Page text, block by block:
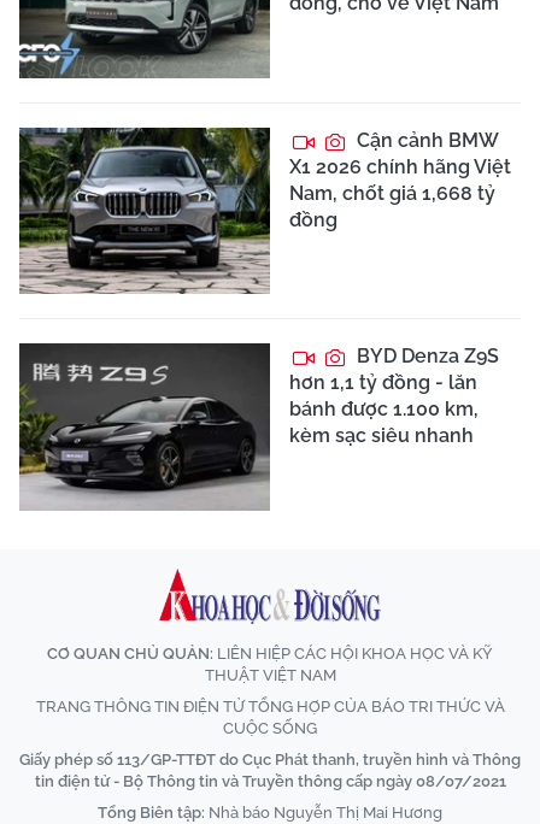
Cận cảnh BMW
X1 2026 chính hãng Việt
Nam, chốt giá 1,668 tỷ
đồng
BYD Denza Z9S
hơn 1,1 tỷ đồng - lăn
bánh được 1.100 km,
kèm sạc siêu nhanh
CƠ QUAN CHỦ QUẢN: LIÊN HIỆP CÁC HỘI KHOA HỌC VÀ KỸ
THUẬT VIỆT NAM
TRANG THÔNG TIN ĐIỆN TỬ TỔNG HỢP CỦA BÁO TRI THỨC VÀ
CUỘC SỐNG
Giấy phép số 113/GP-TTĐT do Cục Phát thanh, truyền hình và Thông
tin điện tử - Bộ Thông tin và Truyền thông cấp ngày 08/07/2021
Tổng Biên tập: Nhà báo Nguyễn Thị Mai Hương